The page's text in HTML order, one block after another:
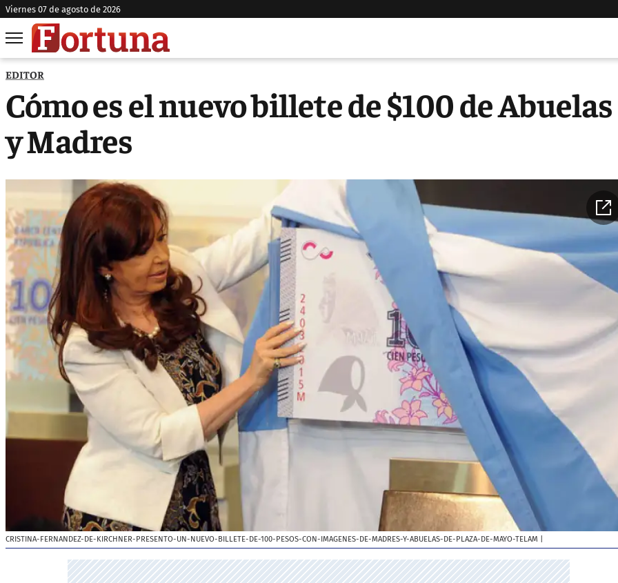
viernes 07 de agosto de 2026
EDITOR
Cómo es el nuevo billete de $100 de Abuelas
y Madres
CRISTINA-FERNANDEZ-DE-KIRCHNER-PRESENTO-UN-NUEVO-BILLETE-DE-100-PESOS-CON-IMAGENES-DE-MADRES-Y-ABUELAS-DE-PLAZA-DE-MAYO-TELAM